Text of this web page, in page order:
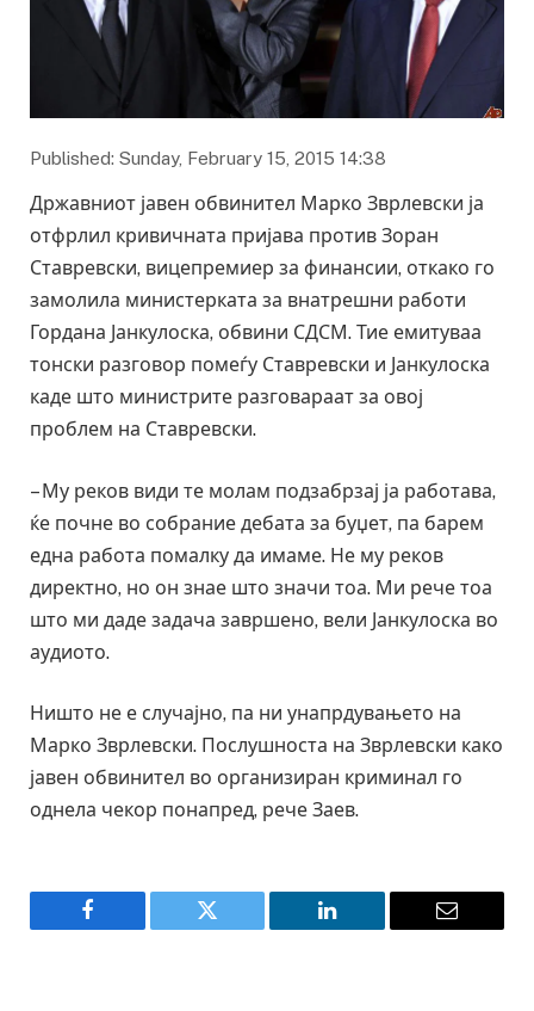
Published: Sunday, February 15, 2015 14:38
Државниот јавен обвинител Марко Зврлевски ја
отфрлил кривичната пријава против Зоран
Ставревски, вицепремиер за финансии, откако го
замолила министерката за внатрешни работи
Гордана Јанкулоска, обвини СДСМ. Тие емитуваа
тонски разговор помеѓу Ставревски и Јанкулоска
каде што министрите разговараат за овој
проблем на Ставревски.
– Му реков види те молам подзабрзај ја работава,
ќе почне во собрание дебата за буџет, па барем
една работа помалку да имаме. Не му реков
директно, но он знае што значи тоа. Ми рече тоа
што ми даде задача завршено, вели Јанкулоска во
аудиото.
Ништо не е случајно, па ни унапрдувањето на
Марко Зврлевски. Послушноста на Зврлевски како
јавен обвинител во организиран криминал го
однела чекор понапред, рече Заев.
Facebook Twitter LinkedIn Email